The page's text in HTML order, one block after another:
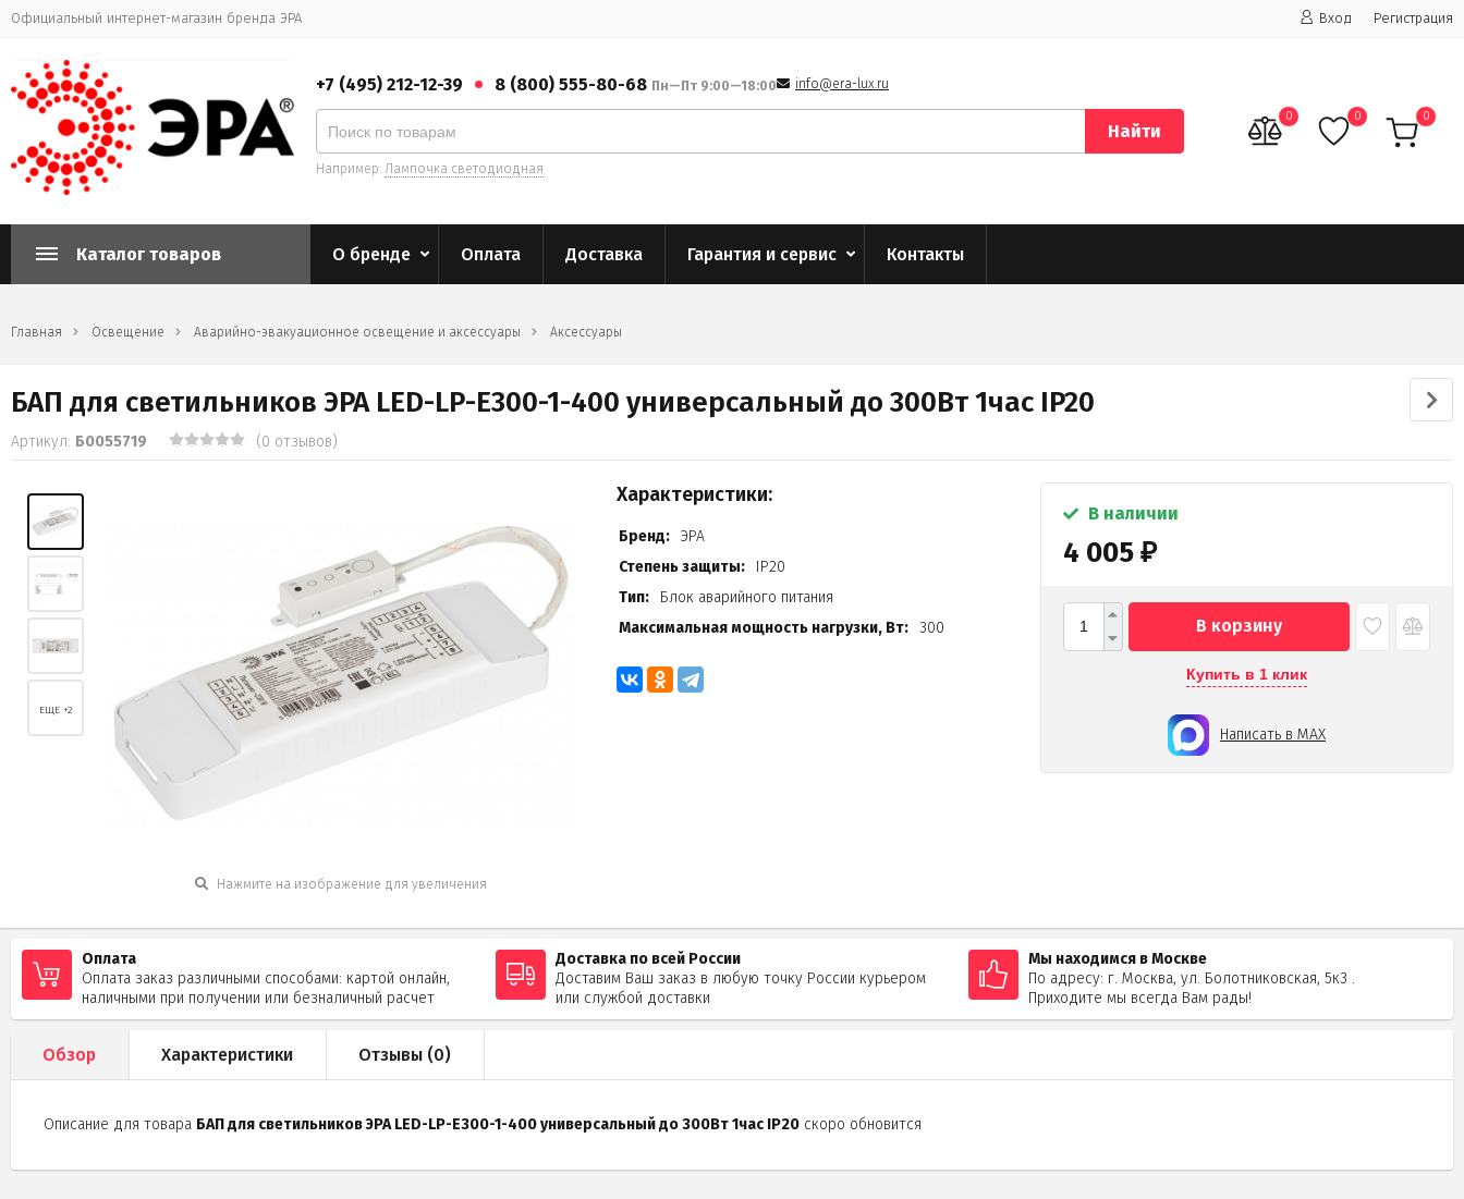
Официальный интернет-магазин бренда ЭРА Вход Регистрация
+7 (495) 212-12-39 8 (800) 555-80-68 Пн—Пт 9:00—18:00 info@era-lux.ru
Найти
Например: Лампочка светодиодная
0 0 0
Каталог товаров О бренде Оплата Доставка Гарантия и сервис Контакты
Главная Освещение Аварийно-эвакуационное освещение и аксессуары Аксессуары
БАП для светильников ЭРА LED-LP-E300-1-400 универсальный до 300Вт 1час IP20
Артикул: Б0055719 (0 отзывов)
Нажмите на изображение для увеличения
ЕЩЕ +2
Характеристики:
Бренд: ЭРА
Степень защиты:
IP20
Тип:
Блок аварийного питания
Максимальная мощность нагрузки, Вт: 300
В наличии
4 005 ₽
В корзину
Купить в 1 клик
Написать в MAX
Оплата
Оплата заказ различными способами: картой онлайн,
наличными при получении или безналичный расчет
Доставка по всей России
Доставим Ваш заказ в любую точку России курьером
или службой доставки
Мы находимся в Москве
По адресу: г. Москва, ул. Болотниковская, 5к3 .
Приходите мы всегда Вам рады!
Обзор Характеристики Отзывы (0)
Описание для товара БАП для светильников ЭРА LED-LP-E300-1-400 универсальный до 300Вт 1час IP20 скоро обновится